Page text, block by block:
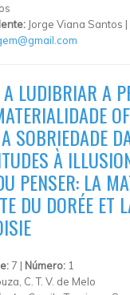
Jorge Viana Santos |
A LUDIBRIAR A
SOBRIEDADE
À
PENSER: LA
DU DORÉE ET
7 | Número: 1
C. T. V. de Melo